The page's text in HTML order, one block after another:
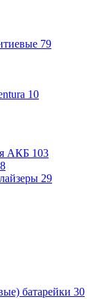
79
10
АКБ 103
29
батарейки 30